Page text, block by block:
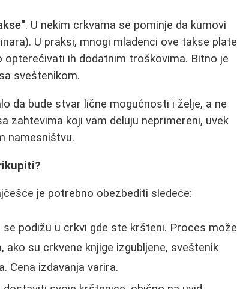
. U nekim crkvama se pominje da kumovi
U praksi, mnogi mladenci ove takse plate
ih dodatnim troškovima. Bitno je
sveštenikom.
da bude stvar lične mogućnosti i želje, a ne
koji vam deluju neprimereni, uvek
namesništvu.
je potrebno obezbediti sledeće:
se podižu u crkvi gde ste kršteni. Proces može
su crkvene knjige izgubljene, sveštenik
Cena izdavanja varira.